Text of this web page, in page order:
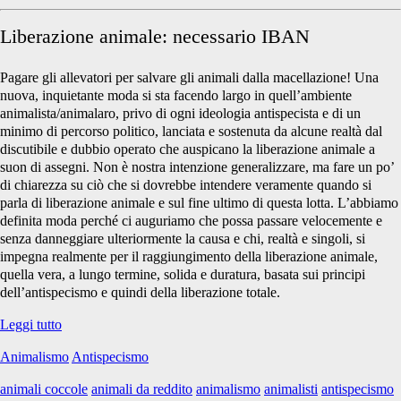
Liberazione animale: necessario IBAN
Pagare gli allevatori per salvare gli animali dalla macellazione! Una
nuova, inquietante moda si sta facendo largo in quell’ambiente
animalista/animalaro, privo di ogni ideologia antispecista e di un
minimo di percorso politico, lanciata e sostenuta da alcune realtà dal
discutibile e dubbio operato che auspicano la liberazione animale a
suon di assegni. Non è nostra intenzione generalizzare, ma fare un po’
di chiarezza su ciò che si dovrebbe intendere veramente quando si
parla di liberazione animale e sul fine ultimo di questa lotta. L’abbiamo
definita moda perché ci auguriamo che possa passare velocemente e
senza danneggiare ulteriormente la causa e chi, realtà e singoli, si
impegna realmente per il raggiungimento della liberazione animale,
quella vera, a lungo termine, solida e duratura, basata sui principi
dell’antispecismo e quindi della liberazione totale.
Leggi tuttoLiberazione
necessario
Animalismo Antispecismo
animali coccole animali da reddito animalismo animalisti antispecismo